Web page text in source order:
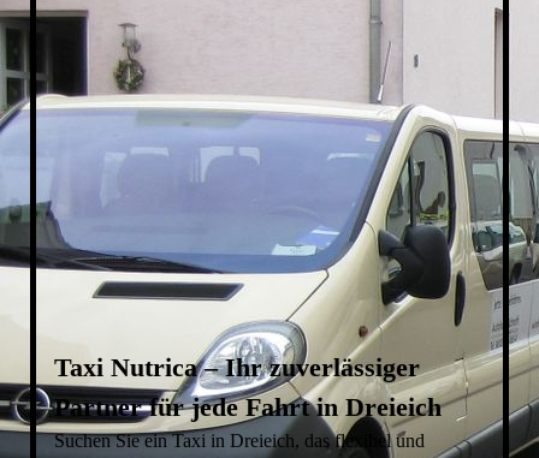
Taxi-Buchschlag
Taxi Nutrica – Ihr zuverlässiger
Partner für jede Fahrt in Dreieich
Suchen Sie ein Taxi in Dreieich, das flexibel und